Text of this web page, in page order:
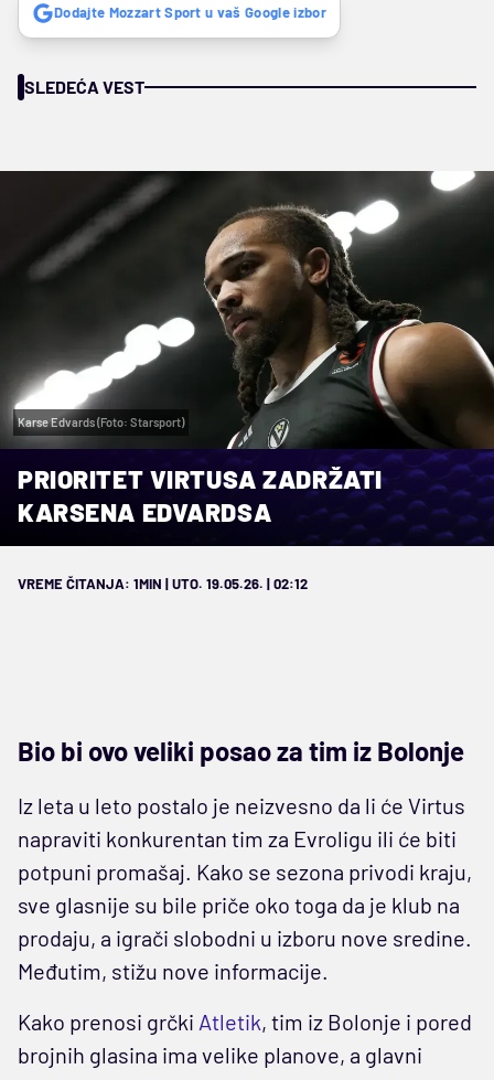
Dodajte Mozzart Sport u vaš Google izbor
SLEDEĆA VEST
Karse Edvards (Foto: Starsport)
PRIORITET VIRTUSA ZADRŽATI
KARSENA EDVARDSA
VREME ČITANJA: 1MIN | UTO. 19.05.26. | 02:12
Bio bi ovo veliki posao za tim iz Bolonje
Iz leta u leto postalo je neizvesno da li će Virtus
napraviti konkurentan tim za Evroligu ili će biti
potpuni promašaj. Kako se sezona privodi kraju,
sve glasnije su bile priče oko toga da je klub na
prodaju, a igrači slobodni u izboru nove sredine.
Međutim, stižu nove informacije.
Kako prenosi grčki Atletik, tim iz Bolonje i pored
brojnih glasina ima velike planove, a glavni